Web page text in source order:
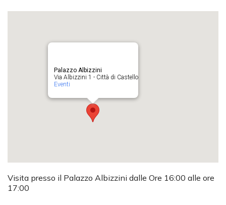
Palazzo Albizzini
Via Albizzini 1 - Città di Castello
Eventi
Visita presso il Palazzo Albizzini dalle Ore 16:00 alle ore
17:00